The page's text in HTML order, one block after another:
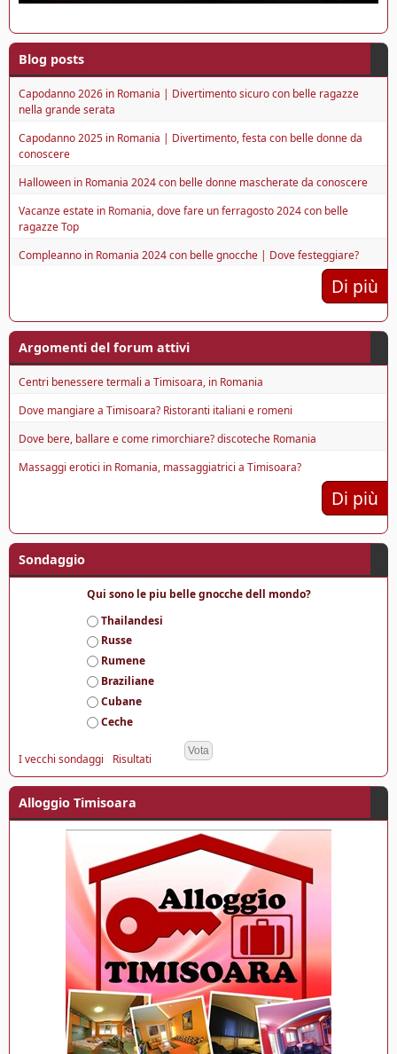
Blog posts
Capodanno 2026 in Romania | Divertimento sicuro con belle ragazze
nella grande serata
Capodanno 2025 in Romania | Divertimento, festa con belle donne da
conoscere
Halloween in Romania 2024 con belle donne mascherate da conoscere
Vacanze estate in Romania, dove fare un ferragosto 2024 con belle
ragazze Top
Compleanno in Romania 2024 con belle gnocche | Dove festeggiare?
Di più
Argomenti del forum attivi
Centri benessere termali a Timisoara, in Romania
Dove mangiare a Timisoara? Ristoranti italiani e romeni
Dove bere, ballare e come rimorchiare? discoteche Romania
Massaggi erotici in Romania, massaggiatrici a Timisoara?
Di più
Sondaggio
Qui sono le piu belle gnocche dell mondo?
S
c
e
l
t
e
Thailandesi
Russe
Rumene
Braziliane
Cubane
Ceche
I vecchi sondaggi Risultati
Alloggio Timisoara